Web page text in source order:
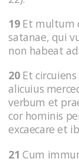
19Et multum
satanae, qui
non habeat
20Et circuiens
alicuius
verbum et
cor hominis
excaecare et
21 Cum